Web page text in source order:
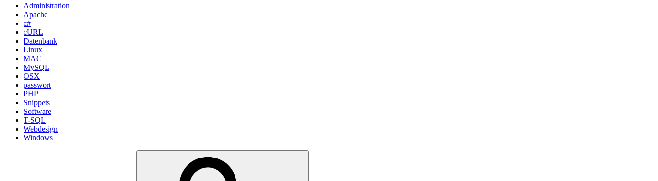
Administration
Apache
c#
cURL
Datenbank
Linux
MAC
MySQL
OSX
passwort
PHP
Snippets
Software
T-SQL
Webdesign
Windows